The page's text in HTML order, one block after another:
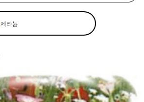
제라늄
조날